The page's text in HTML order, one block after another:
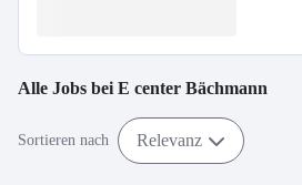
Alle Jobs bei E center Bächmann
Sortieren nach Relevanz